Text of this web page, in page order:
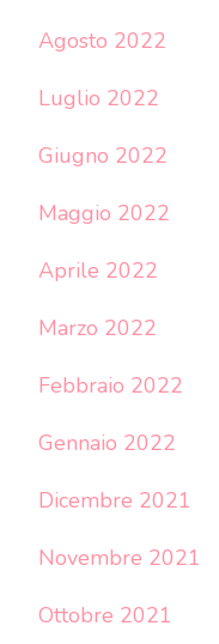
Agosto 2022
Luglio 2022
Giugno 2022
Maggio 2022
Aprile 2022
Marzo 2022
Febbraio 2022
Gennaio 2022
Dicembre 2021
Novembre 2021
Ottobre 2021